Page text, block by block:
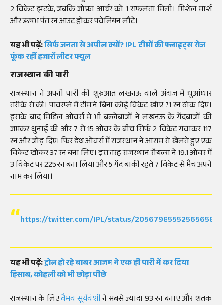
2 विकेट झटके, जबकि जोफ्रा आर्चर को 1 सफलता मिली। मिशेल मार्श
और ऋषभ पंत रन आउट होकर पवेलियन लौटे।
यह भी पढ़ें:सिर्फ जनता से अपील क्यों? IPL टीमों की फ्लाइट्स रोज
फूंक रहीं हजारों लीटर फ्यूल
राजस्थान की पारी
राजस्थान ने अपनी पारी की शुरुआत लखनऊ वाले अंदाज में धुआंधार
तरीके से की। पावरप्ले में टीम ने बिना कोई विकेट खोए 71 रन ठोक दिए।
इसके बाद मिडिल ओवर्स में भी बल्लेबाजों ने लखनऊ के गेंदबाजों की
जमकर धुनाई की और 7 से 15 ओवर के बीच सिर्फ 2 विकेट गंवाकर 117
रन और जोड़ दिए। फिर डेथ ओवर्स में राजस्थान ने आराम से खेलते हुए एक
विकेट खोकर 37 रन बना लिए। इस तरह राजस्थान रॉयल्स ने 19.1 ओवर में
3 विकेट पर 225 रन बना लिया और 5 गेंद बाकी रहते 7 विकेट से मैच अपने
नाम कर लिया।
https://twitter.com/IPL/status/
यह भी पढ़ें:ट्रोल हो रहे बाबर आजम ने एक ही पारी में कर दिया
हिसाब, कोहली को भी छोड़ा पीछे
राजस्थान के लिएवैभव सूर्यवंशीने सबसे ज्यादा 93 रन बनाए और शतक